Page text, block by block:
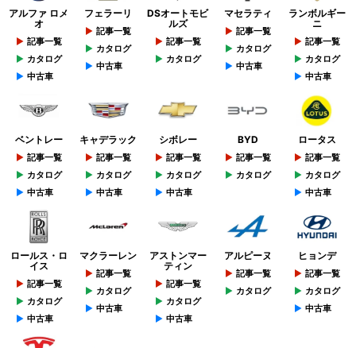
アルファ ロメ
オ
記事一覧
カタログ
中古車
フェラーリ
記事一覧
カタログ
中古車
DSオートモビ
ルズ
記事一覧
カタログ
マセラティ
記事一覧
カタログ
中古車
ランボルギー
ニ
記事一覧
カタログ
中古車
ベントレー
記事一覧
カタログ
中古車
キャデラック
記事一覧
カタログ
中古車
シボレー
記事一覧
カタログ
中古車
BYD
記事一覧
カタログ
ロータス
記事一覧
カタログ
中古車
ロールス・ロ
イス
記事一覧
カタログ
中古車
マクラーレン
記事一覧
カタログ
中古車
アストンマー
ティン
記事一覧
カタログ
中古車
アルピーヌ
記事一覧
カタログ
ヒョンデ
記事一覧
カタログ
中古車